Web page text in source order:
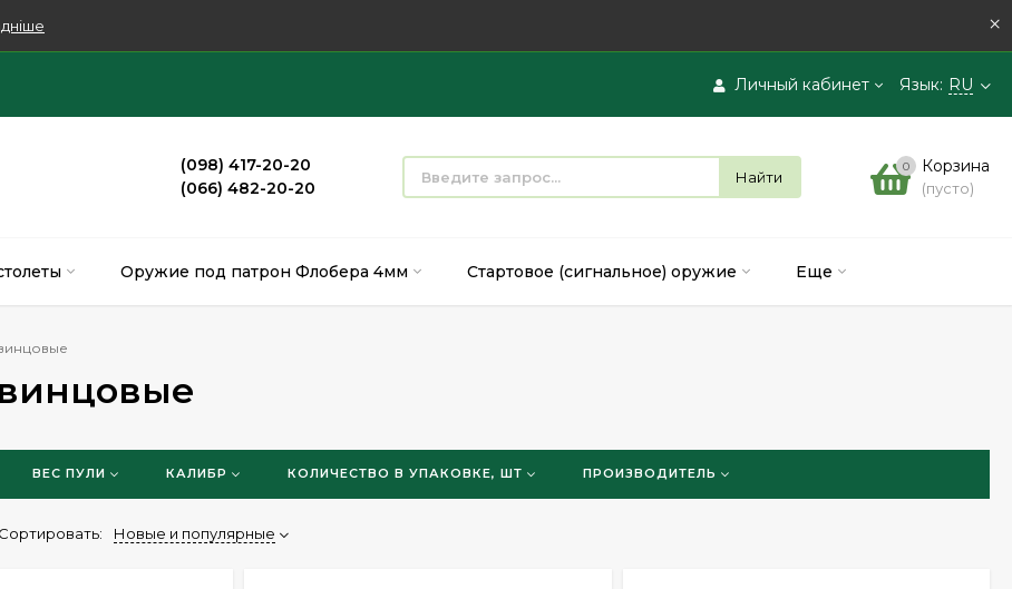
×
Личный кабинет
Вход
Регистрация
Язык: RU
(098) 417-20-20
(066) 482-20-20
Найти
0 Корзина
(пусто)
Оружие под патрон Флобера 4мм Стартовое (сигнальное) оружие Еще
ВЕС ПУЛИ КАЛИБР КОЛИЧЕСТВО В УПАКОВКЕ, ШТ ПРОИЗВОДИТЕЛЬ
Сортировать: Новые и популярные